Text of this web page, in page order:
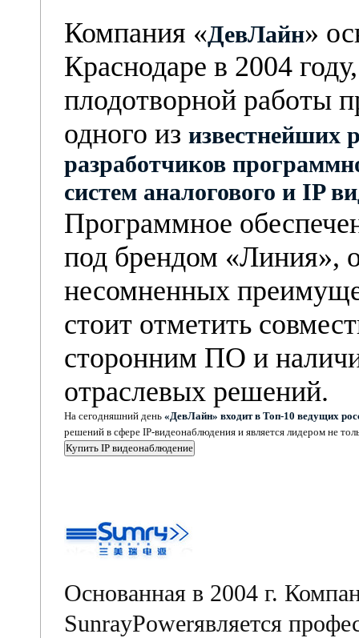
Компания «ДевЛайн»
Краснодаре в 2004
плодотворной работы
одного из известнейших
разработчиков
систем аналогового и IP
Программное
под брендом «Линия»,
несомненных
стоит отметить
сторонним ПО и
отраслевых решений.
На сегодняшний день «ДевЛайн» входит в Топ-10 ведущих
решений в сфере IP-видеонаблюдения и является лидером не
Основанная в 2004 г.
SunrayPowerявляется